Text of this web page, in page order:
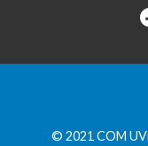
© 2021 COM